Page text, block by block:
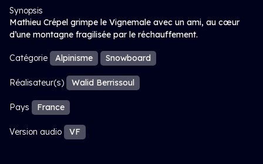
Synopsis
Mathieu Crépel grimpe le Vignemale avec un ami, au cœur
d’une montagne fragilisée par le réchauffement.
Catégorie Alpinisme Snowboard
Réalisateur(s) Walid Berrissoul
Pays France
Version audio VF